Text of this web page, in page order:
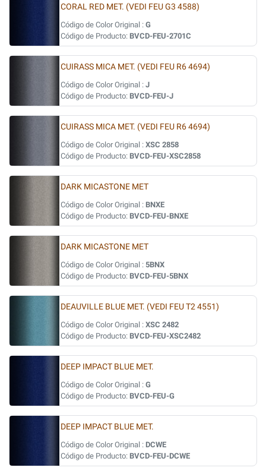
CORAL RED MET. (VEDI FEU G3 4588)
Código de Color Original : G
Código de Producto: BVCD-FEU-2701C
CUIRASS MICA MET. (VEDI FEU R6 4694)
Código de Color Original : J
Código de Producto: BVCD-FEU-J
CUIRASS MICA MET. (VEDI FEU R6 4694)
Código de Color Original : XSC 2858
Código de Producto: BVCD-FEU-XSC2858
DARK MICASTONE MET
Código de Color Original : BNXE
Código de Producto: BVCD-FEU-BNXE
DARK MICASTONE MET
Código de Color Original : 5BNX
Código de Producto: BVCD-FEU-5BNX
DEAUVILLE BLUE MET. (VEDI FEU T2 4551)
Código de Color Original : XSC 2482
Código de Producto: BVCD-FEU-XSC2482
DEEP IMPACT BLUE MET.
Código de Color Original : G
Código de Producto: BVCD-FEU-G
DEEP IMPACT BLUE MET.
Código de Color Original : DCWE
Código de Producto: BVCD-FEU-DCWE